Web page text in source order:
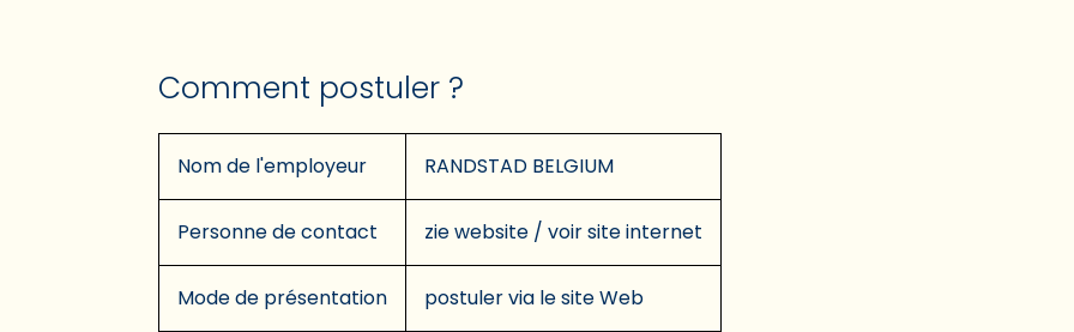
Comment postuler ?
Nom de l'employeur RANDSTAD BELGIUM
Personne de contact zie website / voir site internet
Mode de présentation postuler via le site Web